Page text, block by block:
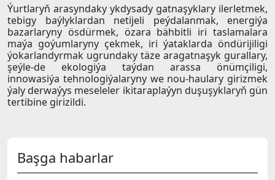
Ýurtlaryň arasyndaky ykdysady gatnaşyklary ilerletmek,
tebigy baýlyklardan netijeli peýdalanmak, energiýa
bazarlaryny ösdürmek, özara bähbitli iri taslamalara
maýa goýumlaryny çekmek, iri ýataklarda öndürijiligi
ýokarlandyrmak ugrundaky täze aragatnaşyk gurallary,
şeýle-de ekologiýa taýdan arassa önümçiligi,
innowasiýa tehnologiýalaryny we nou-haulary girizmek
ýaly derwaýys meseleler ikitaraplaýyn duşuşyklaryň gün
tertibine girizildi.
Başga habarlar